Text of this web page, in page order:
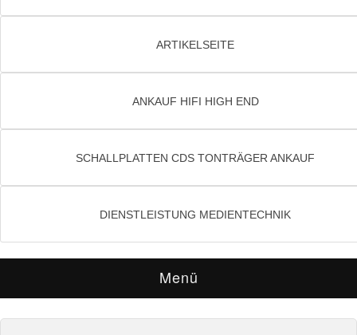
ARTIKELSEITE
ANKAUF HIFI HIGH END
SCHALLPLATTEN CDS TONTRÄGER ANKAUF
DIENSTLEISTUNG MEDIENTECHNIK
Menü